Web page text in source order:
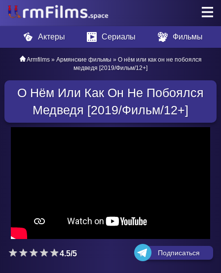
Актеры Сериалы Фильмы
Armfilms » Армянские фильмы » О нём или как он не побоялся
медведя [2019/Фильм/12+]
О Нём Или Как Он Не Побоялся
Медведя [2019/Фильм/12+]
4.5/5 Подписаться